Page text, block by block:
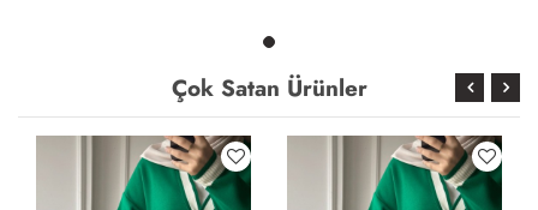
Çok Satan Ürünler